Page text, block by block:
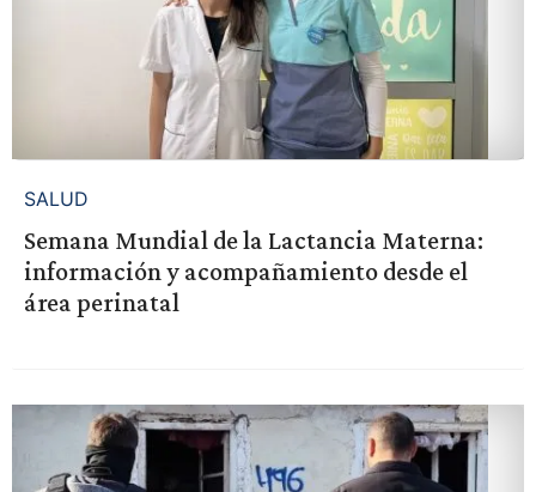
SALUD
Semana Mundial de la Lactancia Materna:
información y acompañamiento desde el
área perinatal